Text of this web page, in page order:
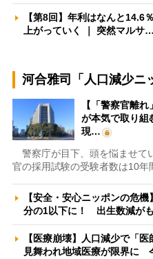
【第8回】年利はなんと
上がっていく ｜ 突然マルサ…
河合雅司「人口減少ニ
【「警察官離
が本気で取り
現…
警察庁が目下、頭を悩ませて
官の採用試験の受験者数は10
【安全・安心ニッポンの危
分の1以下に！ 出生数減が
【医療崩壊】人口減少で「
見舞われ地域医療が限界に